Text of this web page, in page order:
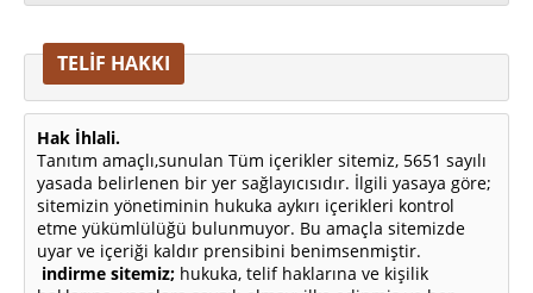
TELİF HAKKI
Hak İhlali.
Tanıtım amaçlı,sunulan Tüm içerikler sitemiz, 5651 sayılı
yasada belirlenen bir yer sağlayıcısıdır. İlgili yasaya göre;
sitemizin yönetiminin hukuka aykırı içerikleri kontrol
etme yükümlülüğü bulunmuyor. Bu amaçla sitemizde
uyar ve içeriği kaldır prensibini benimsenmiştir.
indirme sitemiz; hukuka, telif haklarına ve kişilik